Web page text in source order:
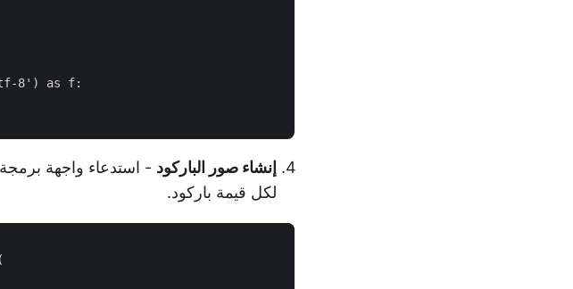
8') as f:
إنشاء صور الباركود
لكل قيمة باركود.